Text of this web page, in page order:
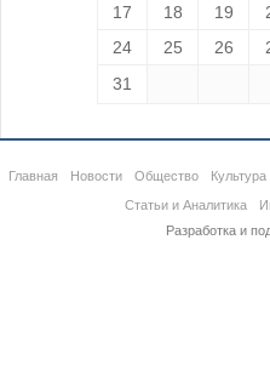
17
18 19
24
25 26
31
Главная Новости Общество Культура
Статьи и Аналитика
Разработка и